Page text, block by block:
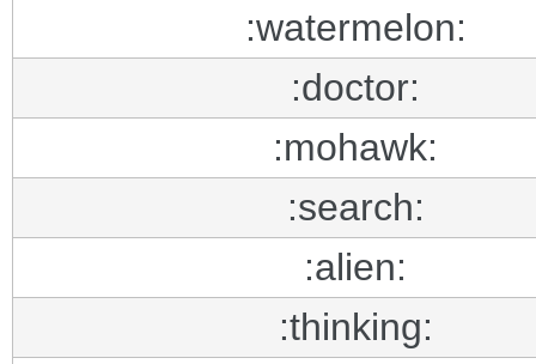
:watermelon:
:doctor:
:mohawk:
:search:
:alien:
:thinking: